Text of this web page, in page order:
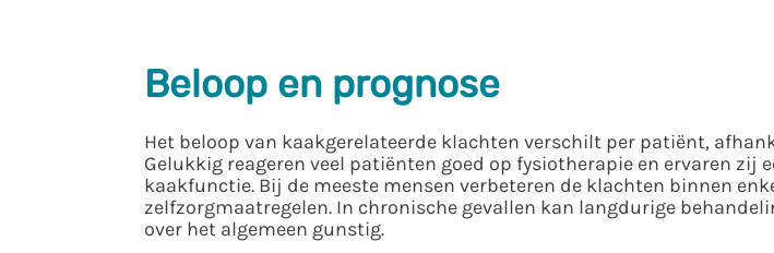
Beloop en prognose
Het beloop van kaakgerelateerde klachten verschilt per patiënt,
Gelukkig reageren veel patiënten goed op fysiotherapie en ervaren
kaakfunctie. Bij de meeste mensen verbeteren de klachten binnen
zelfzorgmaatregelen. In chronische gevallen kan langdurige
over het algemeen gunstig.